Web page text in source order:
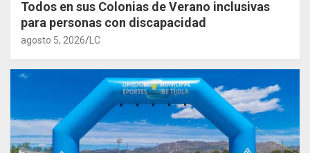
Todos en sus Colonias de Verano inclusivas
para personas con discapacidad
agosto 5, 2026 LC